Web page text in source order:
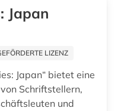
ingenieurwissenschaften (7)
Japan
LIZENZ
Japan“ bietet eine
Schriftstellern,
und